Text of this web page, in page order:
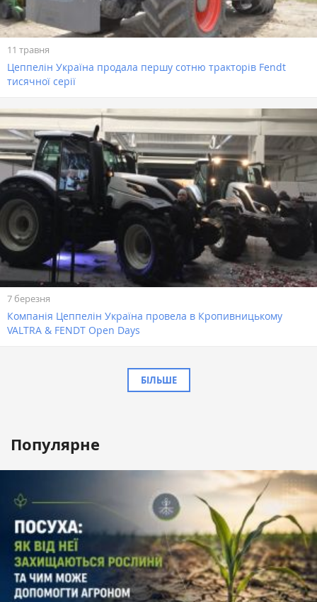
11 травня
Цеппелін Україна продала першу сотню тракторів Fendt
тисячної серії
7 березня
Компанія Цеппелін Україна провела в Кропивницькому
VALTRA & FENDT Open Days
БІЛЬШЕ
Популярне